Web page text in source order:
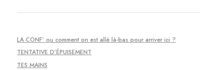
LA CONF’ ou comment on est allé là-bas pour arriver ici ?
TENTATIVE D’ÉPUISEMENT
TES MAINS